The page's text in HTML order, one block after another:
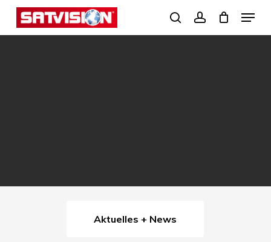
Skip
search
Menu
Aktuelles + News